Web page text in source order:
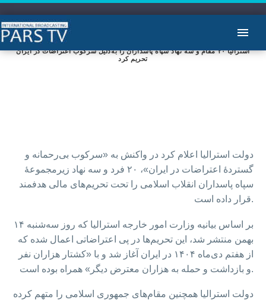
استرالیا ۲۰ مقام و سه نهاد سپاه پاسداران را به‌دلیل سرکوب اعتراضات در ایران
تحریم کرد
دولت استرالیا اعلام کرد در واکنش به «سرکوب بی‌رحمانه و
گستردۀ اعتراضات در ایران»، ۲۰ فرد و سه نهاد زیرمجموعهٔ
سپاه پاسداران انقلاب اسلامی را تحت تحریم‌های مالی هدفمند
قرار داده است.
بر اساس بیانیه وزارت امور خارجه استرالیا که روز سه‌شنبه ۱۴
بهمن منتشر شد، این تحریم‌ها در پی اعتراضاتی اعمال شده که
از هفتم دی‌ماه ۱۴۰۴ در ایران آغاز شد و با «کشتار هزاران نفر
و بازداشت و حمله به هزاران معترض دیگر» همراه بوده است.
دولت استرالیا همچنین مقام‌های جمهوری اسلامی را متهم کرده